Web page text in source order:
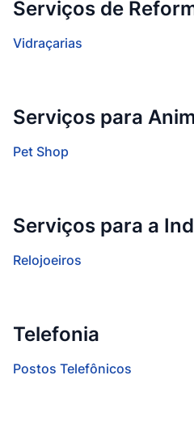
Serviços de
Vidraçarias
Serviços para
Pet Shop
Serviços para a
Relojoeiros
Telefonia
Postos Telefônicos